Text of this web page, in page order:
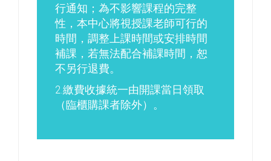
行通知；為不影響課程的完整
性，本中心將視授課老師可行的
時間，調整上課時間或安排時間
補課，若無法配合補課時間，恕
不另行退費。
2.繳費收據統一由開課當日領取
（臨櫃購課者除外）。